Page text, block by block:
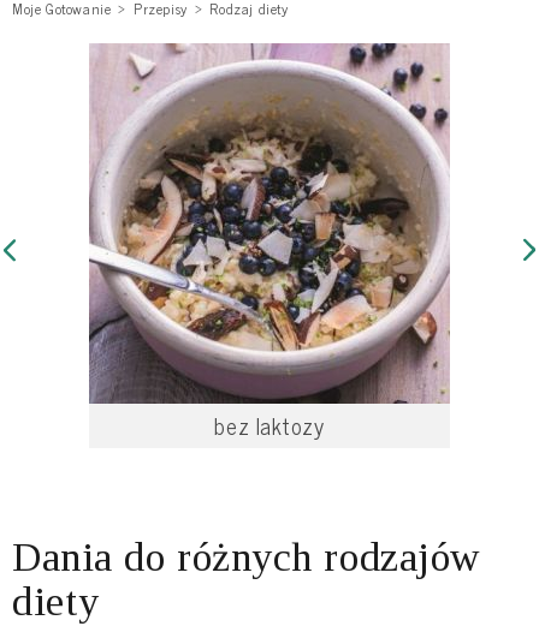
Moje Gotowanie Przepisy Rodzaj diety
bez laktozy
Dania do różnych rodzajów
diety